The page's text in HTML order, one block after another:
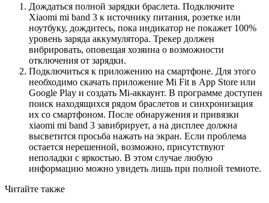
Дождаться полной зарядки браслета. Подключите
Xiaomi mi band 3 к источнику питания, розетке или
ноутбуку, дождитесь, пока индикатор не покажет 100%
уровень заряда аккумулятора. Трекер должен
вибрировать, оповещая хозяина о возможности
отключения от зарядки.
Подключиться к приложению на смартфоне. Для этого
необходимо скачать приложение Mi Fit в App Store или
Google Play и создать Mi-аккаунт. В программе доступен
поиск находящихся рядом браслетов и синхронизация
их со смартфоном. После обнаружения и привязки
xiaomi mi band 3 завибрирует, а на дисплее должна
высветится просьба нажать на экран. Если проблема
остается нерешенной, возможно, присутствуют
неполадки с яркостью. В этом случае любую
информацию можно увидеть лишь при полной темноте.
Читайте также